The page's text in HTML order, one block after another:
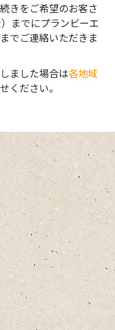
きをご希望のお客さ
までにプランビーエ
でご連絡いただきま
ました場合は各地域
ください。